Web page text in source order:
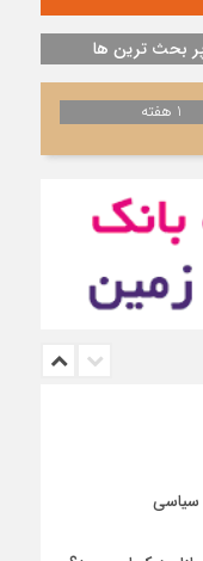
بحث ترین ها
1 هفته
سیاسی